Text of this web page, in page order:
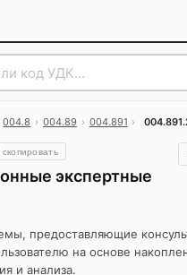
004.8 › 004.89 › 004.891 ›
скопировать
экспертные
предоставляющие
на основе
и анализа.